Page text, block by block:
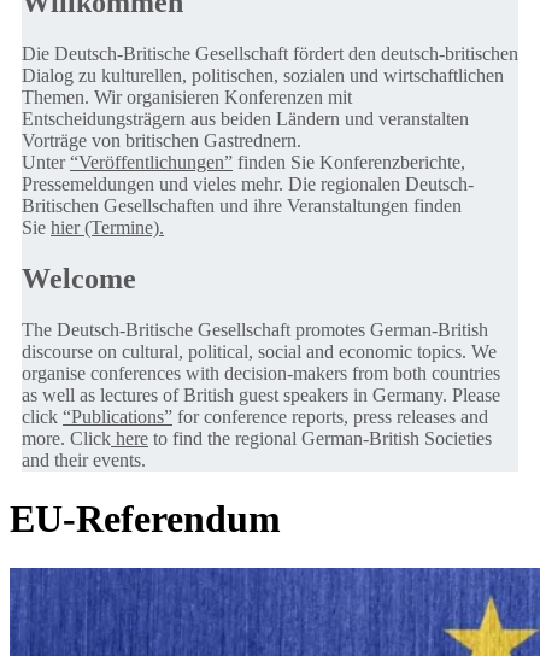
Die Deutsch-Britische Gesellschaft fördert den deutsch-britischen
Dialog zu kulturellen, politischen, sozialen und wirtschaftlichen
Themen. Wir organisieren Konferenzen mit
Entscheidungsträgern aus beiden Ländern und veranstalten
Vorträge von britischen Gastrednern.
Unter“Veröffentlichungen” finden Sie Konferenzberichte,
Pressemeldungen und vieles mehr. Die regionalen Deutsch-
Britischen Gesellschaften und ihre Veranstaltungen finden
Sie hier (Termine).
Welcome
The Deutsch-Britische Gesellschaft promotes German-British
discourse on cultural, political, social and economic topics. We
organise conferences with decision-makers from both countries
as well as lectures of British guest speakers in Germany. Please
click “Publications” for conference reports, press releases and
more. Click here to find the regional German-British Societies
and their events.
EU-Referendum